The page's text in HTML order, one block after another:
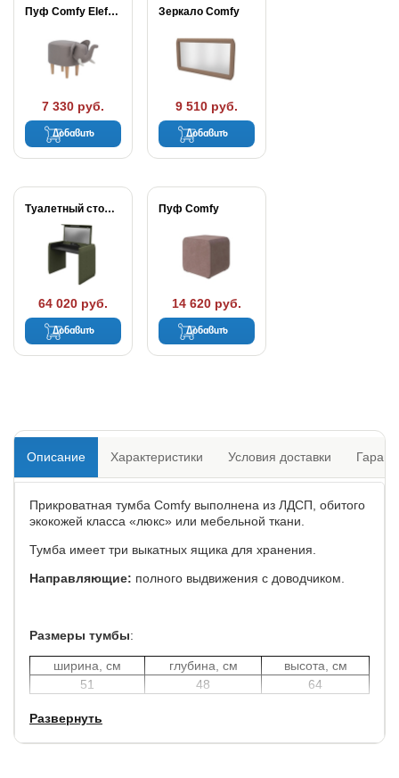
Пуф Comfy Elefant
7 330 руб.
Добавить
Зеркало Comfy
9 510 руб.
Добавить
Туалетный стол с...
64 020 руб.
Добавить
Пуф Comfy
14 620 руб.
Добавить
Описание Характеристики Условия доставки
Прикроватная тумба Comfy выполнена из ЛДСП, обитого
экокожей класса «люкс» или мебельной ткани.
Тумба имеет три выкатных ящика для хранения.
Направляющие: полного выдвижения с доводчиком.
Размеры тумбы:
ширина, см глубина, см
высота, см
51
48 64
Идеально сочетается с комодом Comfy.
Развернуть